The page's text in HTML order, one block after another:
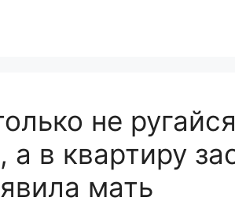
не
а в квартиру
мать